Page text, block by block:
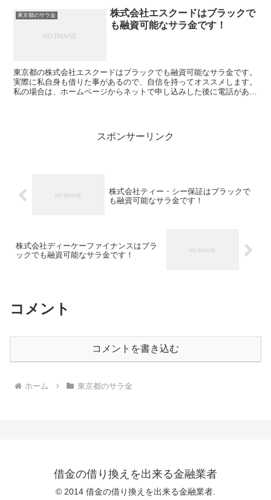
東京都のサラ金
株式会社エスクードはブラックで
も融資可能なサラ金です！
東京都の株式会社エスクードはブラックでも融資可能なサラ金です。
実際に私自身も借りた事があるので、自信を持ってオススメします。
私の場合は、ホームページからネットで申し込みした後に電話があ
スポンサーリンク
株式会社ティー・シー保証はブラックで
も融資可能なサラ金です！
株式会社ディーケーファイナンスはブラ
ックでも融資可能なサラ金です！
コメント
コメントを書き込む
ホーム 東京都のサラ金
借金の借り換えを出来る金融業者
© 2014 借金の借り換えを出来る金融業者.